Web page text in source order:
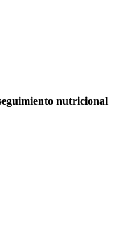
nutricional